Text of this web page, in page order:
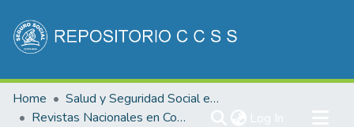
Communities & Collections
All of DSpace
Home
Salud y Seguridad Social en Costa Rica
Revistas Nacionales en Costa Rica